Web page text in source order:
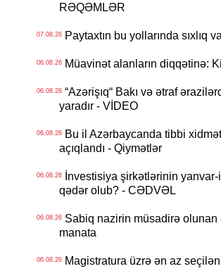
RƏQƏMLƏR
07.08.26Paytaxtın bu yollarında sıxlıq
06.08.26Müavinət alanların diqqətinə:
06.08.26“Azərişıq“ Bakı və ətraf
yaradır - VİDEO
06.08.26Bu il Azərbaycanda tibbi
açıqlandı - Qiymətlər
06.08.26İnvestisiya şirkətlərinin yanvar-
qədər olub? - CƏDVƏL
06.08.26Sabiq nazirin müsadirə olunan
manata
06.08.26Magistratura üzrə ən az